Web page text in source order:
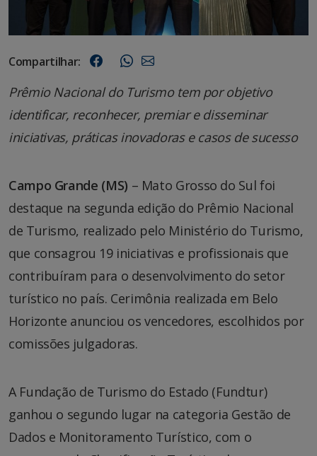
Compartilhar:
Prêmio Nacional do Turismo tem por objetivo
identificar, reconhecer, premiar e disseminar
iniciativas, práticas inovadoras e casos de sucesso
Campo Grande (MS) – Mato Grosso do Sul foi
destaque na segunda edição do Prêmio Nacional
de Turismo, realizado pelo Ministério do Turismo,
que consagrou 19 iniciativas e profissionais que
contribuíram para o desenvolvimento do setor
turístico no país. Cerimônia realizada em Belo
Horizonte anunciou os vencedores, escolhidos por
comissões julgadoras.
A Fundação de Turismo do Estado (Fundtur)
ganhou o segundo lugar na categoria Gestão de
Dados e Monitoramento Turístico, com o